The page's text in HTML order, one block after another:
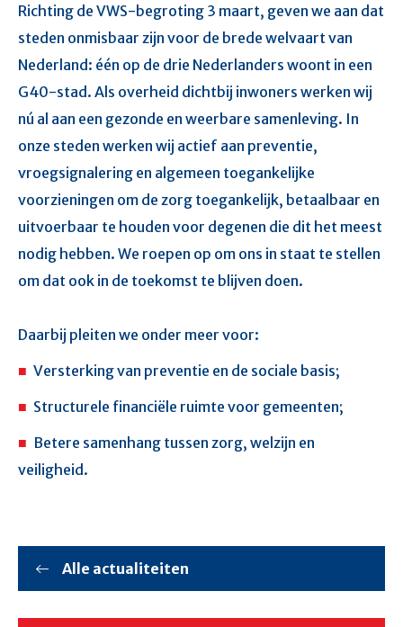
Richting de VWS-begroting 3 maart, geven we aan dat
steden onmisbaar zijn voor de brede welvaart van
Nederland: één op de drie Nederlanders woont in een
G40-stad. Als overheid dichtbij inwoners werken wij
nú al aan een gezonde en weerbare samenleving. In
onze steden werken wij actief aan preventie,
vroegsignalering en algemeen toegankelijke
voorzieningen om de zorg toegankelijk, betaalbaar en
uitvoerbaar te houden voor degenen die dit het meest
nodig hebben. We roepen op om ons in staat te stellen
om dat ook in de toekomst te blijven doen.
Daarbij pleiten we onder meer voor:
Versterking van preventie en de sociale basis;
Structurele financiële ruimte voor gemeenten;
Betere samenhang tussen zorg, welzijn en
veiligheid.
Alle actualiteiten